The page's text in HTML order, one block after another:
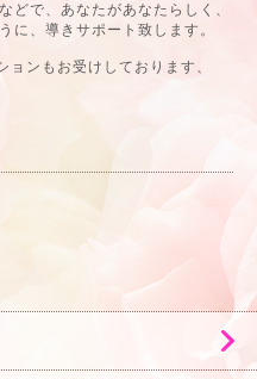
どで、あなたがあなたらしく、
に、導きサポート致します。
ンもお受けしております、